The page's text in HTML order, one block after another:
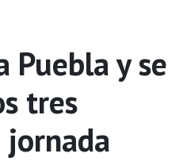
Puebla y se
tres